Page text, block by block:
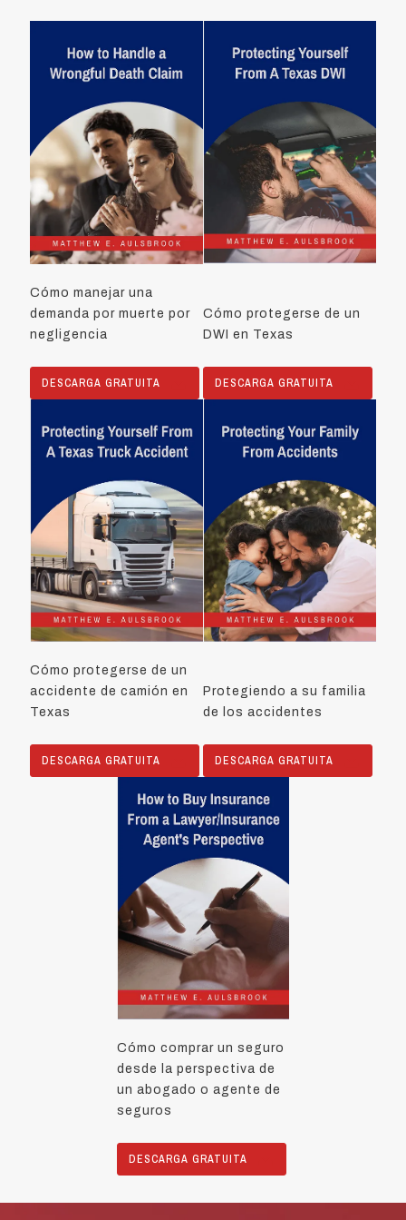
Cómo manejar una
demanda por muerte por
negligencia
DESCARGA GRATUITA
Cómo protegerse de un
DWI en Texas
DESCARGA GRATUITA
Cómo protegerse de un
accidente de camión en
Texas
DESCARGA GRATUITA
Protegiendo a su familia
de los accidentes
DESCARGA GRATUITA
Cómo comprar un seguro
desde la perspectiva de
un abogado o agente de
seguros
DESCARGA GRATUITA